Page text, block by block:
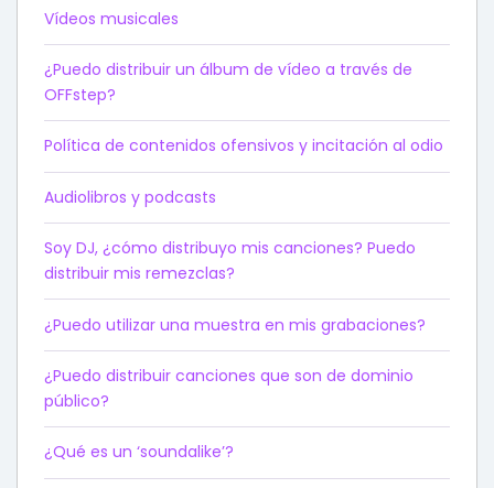
Vídeos musicales
¿Puedo distribuir un álbum de vídeo a través de
OFFstep?
Política de contenidos ofensivos y incitación al odio
Audiolibros y podcasts
Soy DJ, ¿cómo distribuyo mis canciones? Puedo
distribuir mis remezclas?
¿Puedo utilizar una muestra en mis grabaciones?
¿Puedo distribuir canciones que son de dominio
público?
¿Qué es un ‘soundalike’?